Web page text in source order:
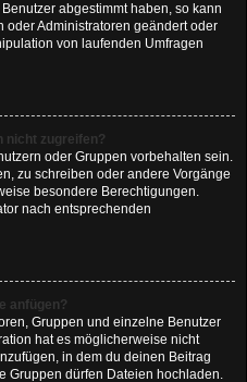
abgestimmt haben, so kann
oder Administratoren geändert oder
von laufenden Umfragen
nicht zugreifen?
oder Gruppen vorbehalten sein.
zu schreiben oder andere Vorgänge
besondere Berechtigungen.
nach entsprechenden
anfügen?
Gruppen und einzelne Benutzer
hat es möglicherweise nicht
in dem du deinen Beitrag
Gruppen dürfen Dateien hochladen.